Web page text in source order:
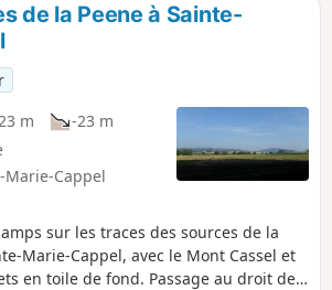
de la Peene à Sainte-
m
-23 m
Marie-Cappel
sur les traces des sources de la
Marie-Cappel, avec le Mont Cassel et
en toile de fond. Passage au droit de